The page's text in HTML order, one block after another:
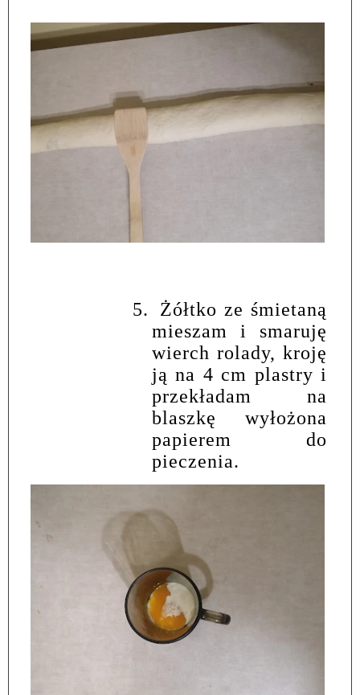
5.
Żółtko ze śmietaną
mieszam i smaruję
wierch rolady, kroję
ją na 4 cm plastry i
przekładam na
blaszkę wyłożona
papierem do
pieczenia.